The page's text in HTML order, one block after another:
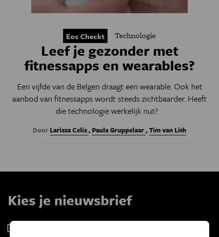
Eos Checkt Technologie
Leef je gezonder met
fitnessapps en wearables?
Een vijfde van de Belgen draagt een wearable. Ook het
aanbod van fitnessapps wordt steeds zichtbaarder. Heeft
die technologie werkelijk nut?
Door Larissa Celis, Paula Gruppelaar,Tim van Lith
Kies je nieuwsbrief